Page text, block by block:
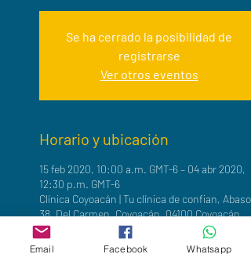
Se ha cerrado la posibilidad de
registrarse
Ver otros eventos
Horario y ubicación
15 feb 2020, 10:00 a.m. GMT-6 – 04 abr 2020,
12:30 p.m. GMT-6
Clínica Coyoacán | Tu clínica de confian,
38, Del Carmen, Coyoacán, 04100 Coyoacán,
CDMX, México
Email Facebook Whatsapp